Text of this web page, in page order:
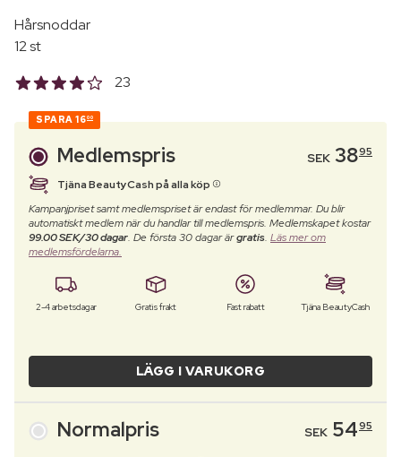
Hårsnoddar
12 st
23
SPARA 1600
Medlemspris SEK 3895
Tjäna BeautyCash på alla köp
Kampanjpriset samt medlemspriset är endast för medlemmar. Du blir
automatiskt medlem när du handlar till medlemspris. Medlemskapet kostar
99.00 SEK/30 dagar. De första 30 dagar ärgratis. Läs mer om
medlemsfördelarna.
2-4 arbetsdagar Gratis frakt Fast rabatt Tjäna BeautyCash
LÄGG I VARUKORG
Normalpris SEK 5495